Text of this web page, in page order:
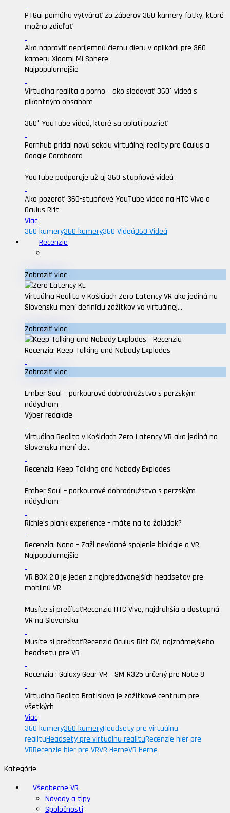
PTGui pomáha vytvárať zo záberov 360-kamery fotky, ktoré
možno zdieľať
Ako napraviť nepríjemnú čiernu dieru v aplikácii pre 360
kameru Xiaomi Mi Sphere
Najpopularnejšie
Virtuálna realita a porno – ako sledovať 360° videá s
pikantným obsahom
360° YouTube videá, ktoré sa oplatí pozrieť
Pornhub pridal novú sekciu virtuálnej reality pre Oculus a
Google Cardboard
YouTube podporuje už aj 360-stupňové videá
Ako pozerať 360-stupňové YouTube videa na HTC Vive a
Oculus Rift
Viac
360 kamery360 kamery360 Videá360 Videá
Recenzie
Zobraziť viac
Virtuálna Realita v Košiciach Zero Latency VR ako jediná na
Slovensku mení definíciu zážitkov vo virtuálnej...
Zobraziť viac
Recenzia: Keep Talking and Nobody Explodes
Zobraziť viac
Ember Soul – parkourové dobrodružstvo s perzským
nádychom
Výber redakcie
Virtuálna Realita v Košiciach Zero Latency VR ako jediná na
Slovensku mení de...
Recenzia: Keep Talking and Nobody Explodes
Ember Soul – parkourové dobrodružstvo s perzským
nádychom
Richie’s plank experience – máte na to žalúdok?
Recenzia: Nano – Zaži nevídané spojenie biológie a VR
Najpopularnejšie
VR BOX 2.0 je jeden z najpredávanejších headsetov pre
mobilnú VR
Musíte si prečítaťRecenzia HTC Vive, najdrahšia a dostupná
VR na Slovensku
Musíte si prečítaťRecenzia Oculus Rift CV, najznámejšieho
headsetu pre VR
Recenzia : Galaxy Gear VR – SM-R325 určený pre Note 8
Virtuálna Realita Bratislava je zážitkové centrum pre
všetkých
Viac
360 kamery360 kameryHeadsety pre virtuálnu
realituHeadsety pre virtuálnu realituRecenzie hier pre
VRRecenzie hier pre VRVR HerneVR Herne
Kategórie
Všeobecne VR
Návody a tipy
Spoločnosti